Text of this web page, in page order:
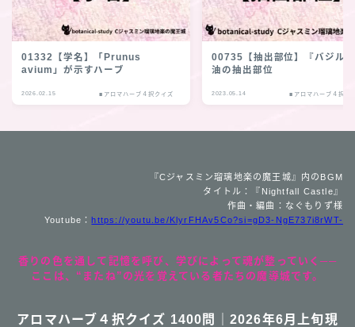
01332【学名】「Prunus
avium」が示すハーブ
2026.02.15 ■アロマハーブ４択クイズ
00735【抽出部位】『バジル
油の抽出部位
2023.05.14 ■アロマハーブ４択ク
『Cジャスミン瑠璃地楽の魔王城』内のBGM
タイトル：『Nightfall Castle』
作曲・編曲：なぐもりず様
Youtube：https://youtu.be/KlyrFHAv5Co?si=gD3-NgE737i8rWT-
香りの色を通して記憶を呼び、学びによって魂が整っていく──
ここは、“またね”の光を覚えている者たちの魔導城です。
アロマハーブ４択クイズ 1400問｜2026年6月上旬現